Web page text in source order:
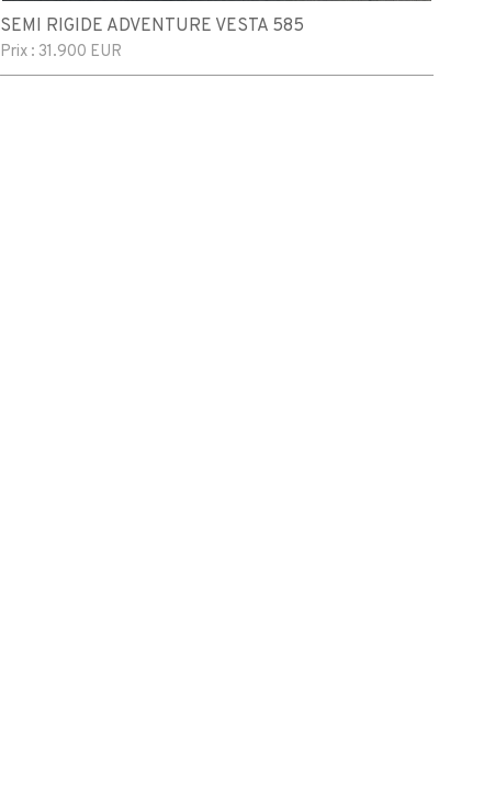
SEMI RIGIDE ADVENTURE VESTA 585
Prix : 31.900 EUR